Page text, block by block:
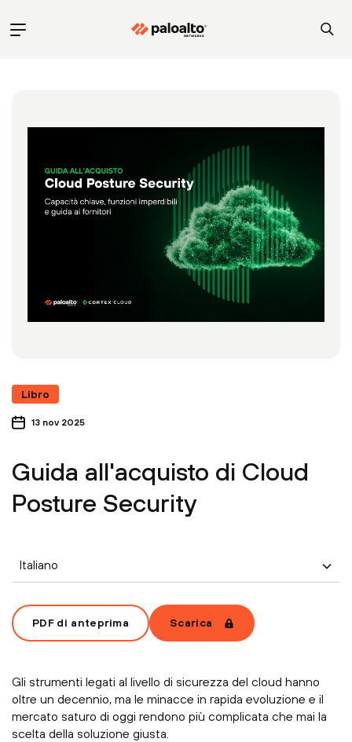
Libro
13 nov 2025
Guida all'acquisto di Cloud
Posture Security
Italiano
PDF di anteprima Scarica
Gli strumenti legati al livello di sicurezza del cloud hanno
oltre un decennio, ma le minacce in rapida evoluzione e il
mercato saturo di oggi rendono più complicata che mai la
scelta della soluzione giusta.